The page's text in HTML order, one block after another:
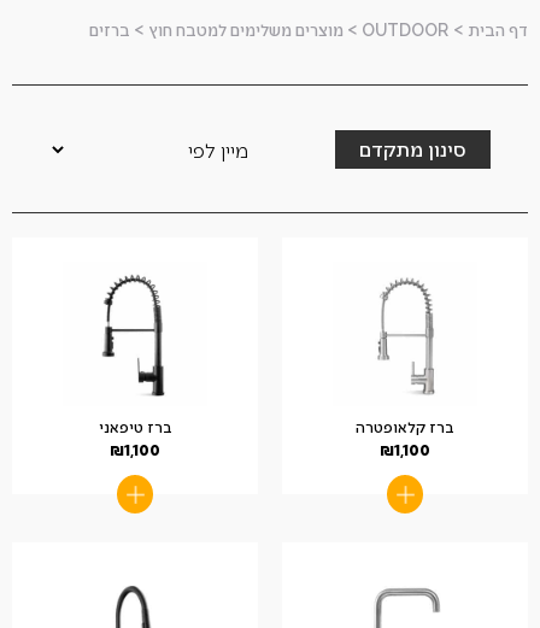
דף הבית >
OUTDOOR
> מוצרים משלימים למטבח חוץ > ברזים
סינון מתקדם
ברז קלאופטרה
₪1,100
ברז טיפאני
₪1,100